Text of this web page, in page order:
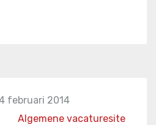
februari 2014
Algemene vacaturesite